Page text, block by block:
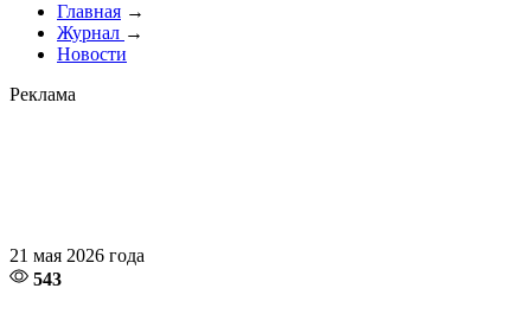
Главная →
Журнал →
Новости
Реклама
21 мая 2026 года
543